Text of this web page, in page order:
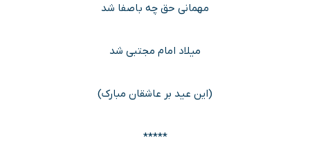
مهمانی حق چه باصفا شد
میلاد امام مجتبی شد
(این عید بر عاشقان مبارک)
*****